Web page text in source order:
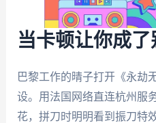
当卡顿让你成
巴黎工作的晴子打开《永劫
设。用法国网络直连杭州服
花，拼刀时明明看到振刀特